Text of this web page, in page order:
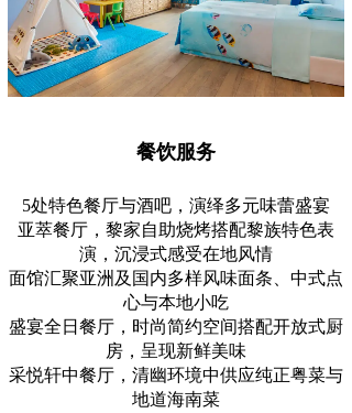
餐饮服务
5处特色餐厅与酒吧，演绎多元味蕾盛宴
亚萃餐厅，黎家自助烧烤搭配黎族特色表
演，沉浸式感受在地风情
面馆汇聚亚洲及国内多样风味面条、中式点
心与本地小吃
盛宴全日餐厅，时尚简约空间搭配开放式厨
房，呈现新鲜美味
采悦轩中餐厅，清幽环境中供应纯正粤菜与
地道海南菜